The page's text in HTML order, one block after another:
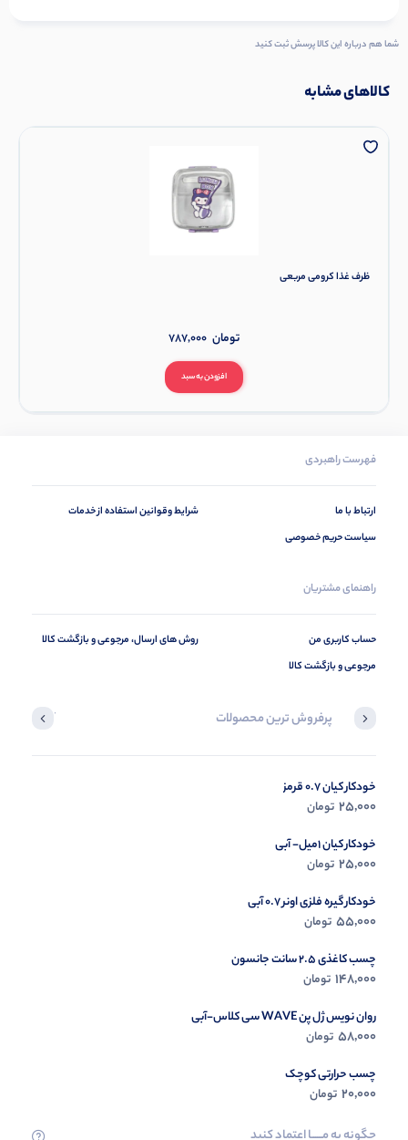
شما هم درباره این کالا پرسش ثبت کنید
کالاهای مشابه
ظرف غذا کرومی مربعی
افزودن به سبد
787,000 تومان
فهرست راهبردی
ارتباط با ما
سیاست حریم خصوصی
شرایط وقوانین استفاده از خدمات
راهنمای مشتریان
حساب کاربری من
مرجوعی و بازگشت کالا
روش های ارسال، مرجوعی و بازگشت کالا
پرفروش ترین محصولات آخرین
خودکار کیان 0.7 قرمز
25,000 تومان
خودکار کیان 1میل- آبی
25,000 تومان
خودکار گیره فلزی اونر 0.7 آبی
55,000 تومان
چسب کاغذی 2.5 سانت جانسون
148,000 تومان
روان نویس ژل پن WAVE سی کلاس-آبی
58,000 تومان
چسب حرارتی کوچک
20,000 تومان
چگونه به مــــــا اعتماد کنید